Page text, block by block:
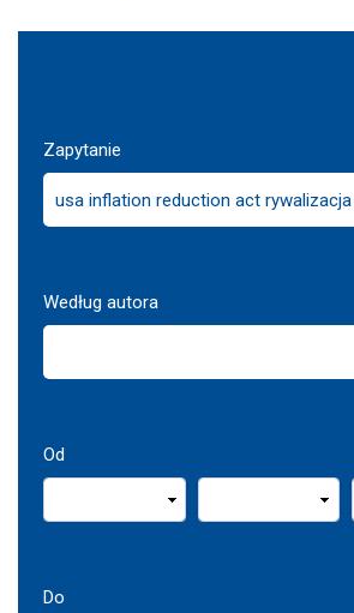
Zapytanie
Według autora
Od
Do